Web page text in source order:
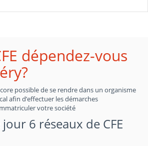
dépendez-vous
possible de se rendre dans un organisme
afin d’effectuer les démarches
votre société
6 réseaux de CFE